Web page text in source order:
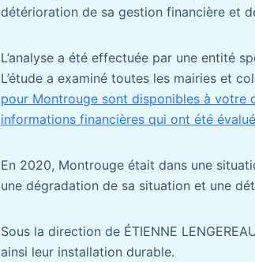
détérioration de sa gestion financière et
L’analyse a été effectuée par une entité
L’étude a examiné toutes les mairies et
pour Montrouge sont disponibles à votre
informations financières qui ont été
En 2020, Montrouge était dans une
une dégradation de sa situation et une
Sous la direction de ÉTIENNE
ainsi leur installation durable.